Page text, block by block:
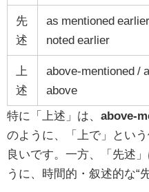
先
述
as mentioned
noted earlier
上
述
above-mentioned /
above
特に「上述」は、 above-
のように、「上で」とい
良いです。一方、「先述
うに、時間的・叙述的な“